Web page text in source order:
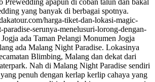
yang banyak di berbagai spotnya.
harga-tiket-dan-lokasi-magic-
serunya-menelusuri-lorong-dengan-
ada Taman Pelangi Monumen Jogja
ada Malang Night Paradise. Lokasinya
Blimbing, Malang dan dekat dari
Nah di Malang Night Paradise sendiri
penuh dengan kerlap kerlip cahaya yang